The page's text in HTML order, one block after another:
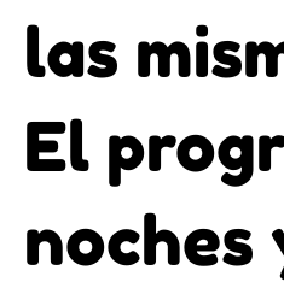
las
El
noches